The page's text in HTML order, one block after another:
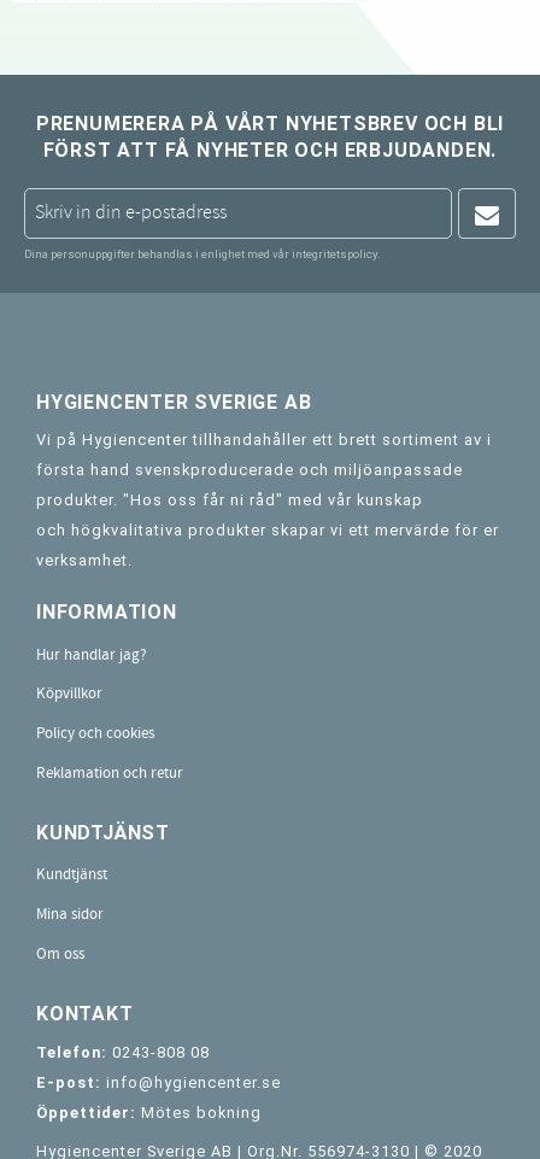
PRENUMERERA PÅ VÅRT NYHETSBREV OCH BLI
FÖRST ATT FÅ NYHETER OCH ERBJUDANDEN.
Dina personuppgifter behandlas i enlighet med vår integritetspolicy.
HYGIENCENTER SVERIGE AB
Vi på Hygiencenter tillhandahåller ett brett sortiment av i
första hand svenskproducerade och miljöanpassade
produkter. "Hos oss får ni råd" med vår kunskap
och högkvalitativa produkter skapar vi ett mervärde för er
verksamhet.
INFORMATION
Hur handlar jag?
Köpvillkor
Policy och cookies
Reklamation och retur
KUNDTJÄNST
Kundtjänst
Mina sidor
Om oss
KONTAKT
Telefon: 0243-808 08
E-post: info@hygiencenter.se
Öppettider: Mötes bokning
Hygiencenter Sverige AB | Org.Nr. 556974-3130 | © 2020